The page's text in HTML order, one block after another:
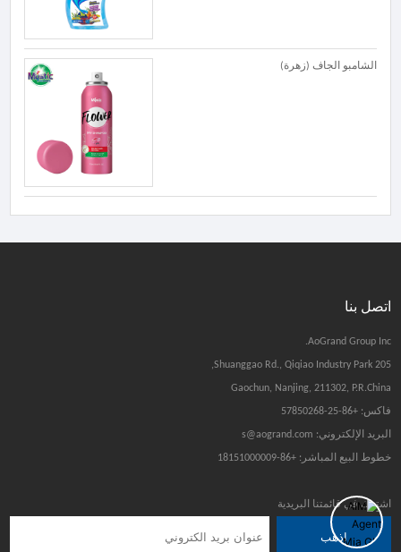
الشامبو الجاف (زهرة)
اتصل بنا
AoGrand Group Inc.
205 Shuanggao Rd., Qiqiao Industry Park,
Gaochun, Nanjing, 211302, P.R.China
فاكس: +86-25-57850268
البريد الإلكتروني: s@aogrand.com
خطوط البيع المباشر: +86-18151000009
اشترك في قائمتنا البريدية
اذهب